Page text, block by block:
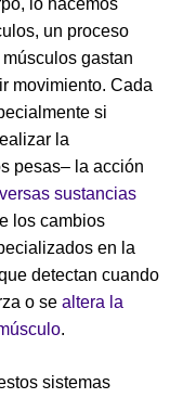
lo hacemos
un proceso
gastan
movimiento. Cada
si
la
pesas– la acción
sustancias
los cambios
en la
detectan cuando
o se altera la
.
sistemas